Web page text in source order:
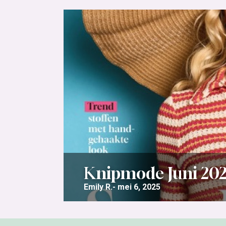
Knipmode Juni
Emily R. mei 6, 2025